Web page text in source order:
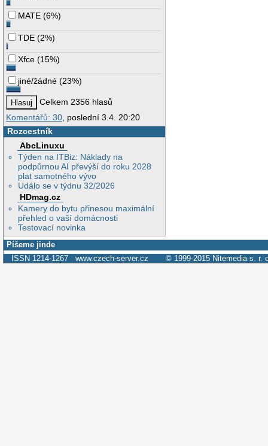
MATE (6%)
TDE (2%)
Xfce (15%)
jiné/žádné (23%)
Celkem 2356 hlasů
Komentářů: 30 , poslední 3.4. 20:20
Rozcestník
AbcLinuxu
Týden na ITBiz: Náklady na
podpůrnou AI převýší do roku 2028
plat samotného vývo
Událo se v týdnu 32/2026
HDmag.cz
Kamery do bytu přinesou maximální
přehled o vaší domácnosti
Testovací novinka
Píšeme jinde
ISSN 1214-1267 www.czech-server.cz © 1999-2015 Nitemedia s. r.